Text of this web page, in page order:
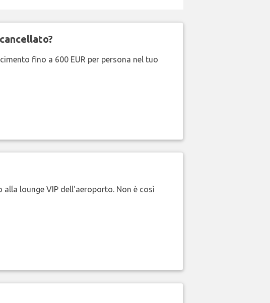
fino a 600 EUR per persona nel tuo
lounge VIP dell'aeroporto. Non è così